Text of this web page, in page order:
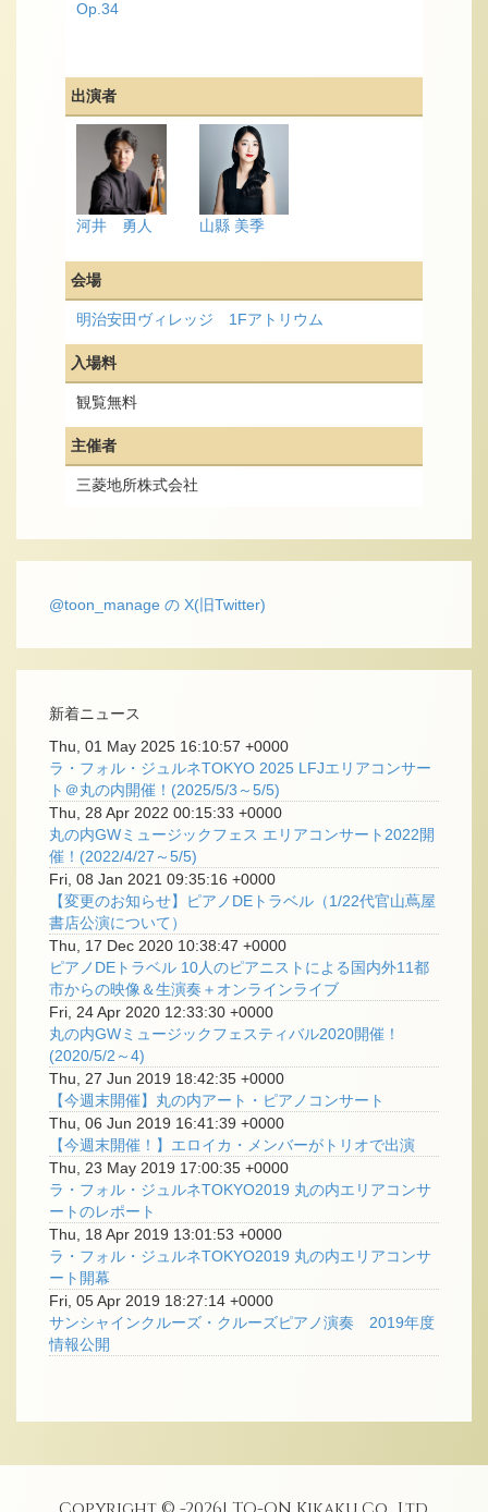
Op.34
出演者
河井 勇人 山縣 美季
会場
明治安田ヴィレッジ 1Fアトリウム
入場料
観覧無料
主催者
三菱地所株式会社
@toon_manage の X(旧Twitter)
新着ニュース
Thu, 01 May 2025 16:10:57 +0000
ラ・フォル・ジュルネTOKYO 2025 LFJエリアコンサー
ト＠丸の内開催！(2025/5/3～5/5)
Thu, 28 Apr 2022 00:15:33 +0000
丸の内GWミュージックフェス エリアコンサート2022開
催！(2022/4/27～5/5)
Fri, 08 Jan 2021 09:35:16 +0000
【変更のお知らせ】ピアノDEトラベル（1/22代官山蔦屋
書店公演について）
Thu, 17 Dec 2020 10:38:47 +0000
ピアノDEトラベル 10人のピアニストによる国内外11都
市からの映像＆生演奏＋オンラインライブ
Fri, 24 Apr 2020 12:33:30 +0000
丸の内GWミュージックフェスティバル2020開催！
(2020/5/2～4)
Thu, 27 Jun 2019 18:42:35 +0000
【今週末開催】丸の内アート・ピアノコンサート
Thu, 06 Jun 2019 16:41:39 +0000
【今週末開催！】エロイカ・メンバーがトリオで出演
Thu, 23 May 2019 17:00:35 +0000
ラ・フォル・ジュルネTOKYO2019 丸の内エリアコンサ
ートのレポート
Thu, 18 Apr 2019 13:01:53 +0000
ラ・フォル・ジュルネTOKYO2019 丸の内エリアコンサ
ート開幕
Fri, 05 Apr 2019 18:27:14 +0000
サンシャインクルーズ・クルーズピアノ演奏 2019年度
情報公開